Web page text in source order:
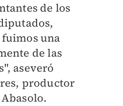
de los
una
de las
aseveró
productor